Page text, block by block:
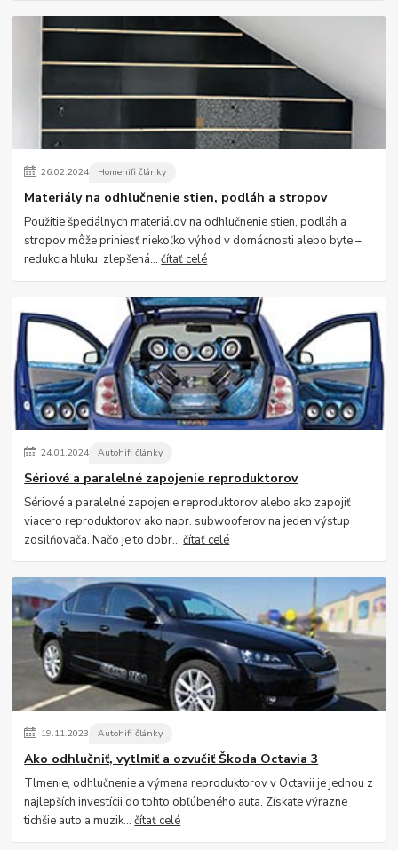
26.02.2024 Homehifi články
Materiály na odhlučnenie stien, podláh a stropov
Použitie špeciálnych materiálov na odhlučnenie stien, podláh a
stropov môže priniesť niekoľko výhod v domácnosti alebo byte –
redukcia hluku, zlepšená...čítať celé
24.01.2024 Autohifi články
Sériové a paralelné zapojenie reproduktorov
Sériové a paralelné zapojenie reproduktorov alebo ako zapojiť
viacero reproduktorov ako napr. subwooferov na jeden výstup
zosilňovača. Načo je to dobr...čítať celé
19.11.2023 Autohifi články
Ako odhlučniť, vytlmiť a ozvučiť Škoda Octavia 3
Tlmenie, odhlučnenie a výmena reproduktorov v Octavii je jednou z
najlepších investícii do tohto obľúbeného auta. Získate výrazne
tichšie auto a muzik...čítať celé